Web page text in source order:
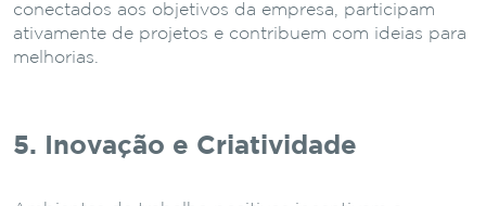
conectados aos objetivos da empresa, participam
ativamente de projetos e contribuem com ideias para
melhorias.
5. Inovação e Criatividade